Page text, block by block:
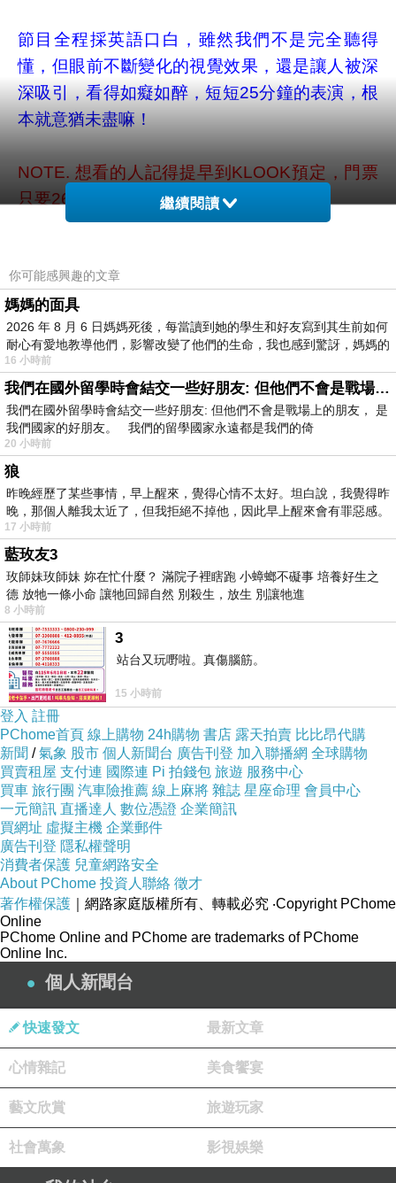
節目全程採英語口白，雖然我們不是完全聽得
懂，但眼前不斷變化的視覺效果，還是讓人被深
深吸引，看得如癡如醉，短短25分鐘的表演，根
本就意猶未盡嘛！
NOTE. 想看的人記得提早到KLOOK預定，門票
只要262元台幣，是定價的65折唷！
聖淘沙.1
海灘站（Beach）出站後徒步10分鐘即可抵達飯
店
聖淘沙.2
前兩晚我們入住於『聖淘沙喜樂度假酒店
（Sentosa Siloso Beach Resort）』
聖淘沙.3
『聖淘沙喜樂度假酒店（Sentosa Siloso Beach
Resort）』算是島上最經濟實惠的住宿選擇了
聖淘沙.4
Welcome to Siloso Beach Resort
聖淘沙.5
一起來瞧瞧這間備受好評的飯店吧
繼續閱讀
你可能感興趣的文章
媽媽的面具
2026 年 8 月 6 日媽媽死後，每當讀到她的學生和好友寫到其生前如何
耐心有愛地教導他們，影響改變了他們的生命，我也感到驚訝，媽媽的
16 小時前
我們在國外留學時會結交一些好朋友: 但他們不會是戰場上的朋友
我們在國外留學時會結交一些好朋友: 但他們不會是戰場上的朋友， 是
我們國家的好朋友。 我們的留學國家永遠都是我們的倚
20 小時前
狼
昨晚經歷了某些事情，早上醒來，覺得心情不太好。坦白說，我覺得昨
晚，那個人離我太近了，但我拒絕不掉他，因此早上醒來會有罪惡感。
17 小時前
藍玫友3
玫師妹玫師妹 妳在忙什麼？ 滿院子裡瞎跑 小蟑螂不礙事 培養好生之
德 放牠一條小命 讓牠回歸自然 別殺生，放生 別讓牠進
8 小時前
3
站台又玩嘢啦。真傷腦筋。
15 小時前
登入 註冊
PChome首頁 線上購物 24h購物 書店 露天拍賣 比比昂代購
新聞 /氣象 股市 個人新聞台 廣告刊登 加入聯播網 全球購物
買賣租屋 支付連 國際連 Pi 拍錢包 旅遊 服務中心
買車 旅行團 汽車險推薦 線上麻將 雜誌 星座命理 會員中心
一元簡訊 直播達人 數位憑證 企業簡訊
買網址 虛擬主機 企業郵件
廣告刊登 隱私權聲明
消費者保護 兒童網路安全
About PChome 投資人聯絡 徵才
著作權保護 ｜網路家庭版權所有、轉載必究 ‧Copyright PChome
Online
PChome Online and PChome are trademarks of PChome
Online Inc.
個人新聞台
快速發文 最新文章
心情雜記 美食饗宴
藝文欣賞 旅遊玩家
社會萬象 影視娛樂